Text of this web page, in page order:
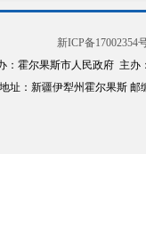
）落实奶产业发
新ICP备17002354
：霍尔果斯市人民政府 主办
地址：新疆伊犁州霍尔果斯